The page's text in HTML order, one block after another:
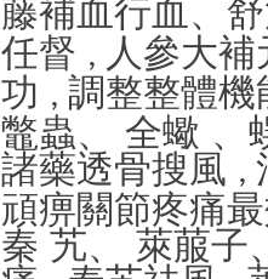
藤補血行血、
任督 , 人參大補
功 , 調整整體機
鼈蟲、
全蠍 、
諸藥透骨搜風 ,
頑痹關節疼痛
秦 艽、
萊菔子